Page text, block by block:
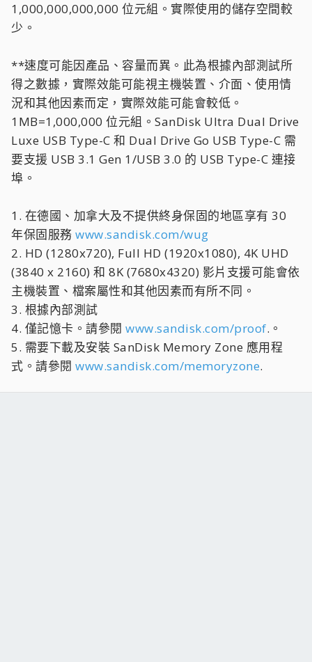
1,000,000,000,000 位元組。實際使用的儲存空間較
少。
**速度可能因產品、容量而異。此為根據內部測試所
得之數據，實際效能可能視主機裝置、介面、使用情
況和其他因素而定，實際效能可能會較低。
1MB=1,000,000 位元組。SanDisk Ultra Dual Drive
Luxe USB Type-C 和 Dual Drive Go USB Type-C 需
要支援 USB 3.1 Gen 1/USB 3.0 的 USB Type-C 連接
埠。
1. 在德國、加拿大及不提供終身保固的地區享有 30
年保固服務 www.sandisk.com/wug
2. HD (1280x720), Full HD (1920x1080), 4K UHD
(3840 x 2160) 和 8K (7680x4320) 影片支援可能會依
主機裝置、檔案屬性和其他因素而有所不同。
3. 根據內部測試
4. 僅記憶卡。請參閱 www.sandisk.com/proof.。
5. 需要下載及安裝 SanDisk Memory Zone 應用程
式。請參閱 www.sandisk.com/memoryzone.